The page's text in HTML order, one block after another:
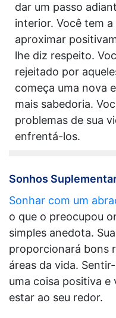
dar um passo
interior. Você tem
aproximar
lhe diz respeito.
rejeitado por
começa uma nova
mais sabedoria.
problemas de sua
enfrentá-los.
Sonhos
Sonhar com um
o que o preocupou
simples anedota.
proporcionará bons
áreas da vida.
uma coisa positiva e
estar ao seu redor.